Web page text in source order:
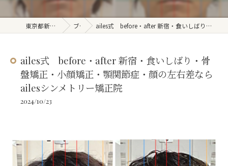
東京都新宿周辺の整体ならailes ブログ ailes式 before・after 新宿・食いしばり・骨盤矯正・小顔矯正・顎関節症・顔の左右差ならailesシンメトリー矯正院
ailes式 before・after 新宿・食いしばり・骨
盤矯正・小顔矯正・顎関節症・顔の左右差なら
ailesシンメトリー矯正院
2024/10/23